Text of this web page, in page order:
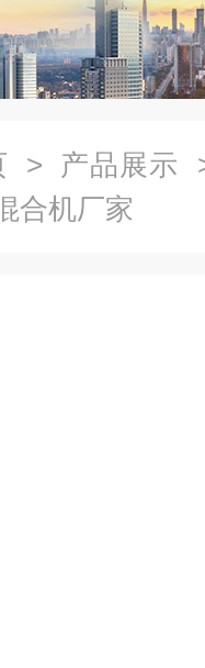
> 产品展示
合机厂家